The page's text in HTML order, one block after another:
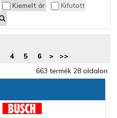
Kiemelt ár Kifutott
4 5 6 >
>>
663 termék 28 oldalon